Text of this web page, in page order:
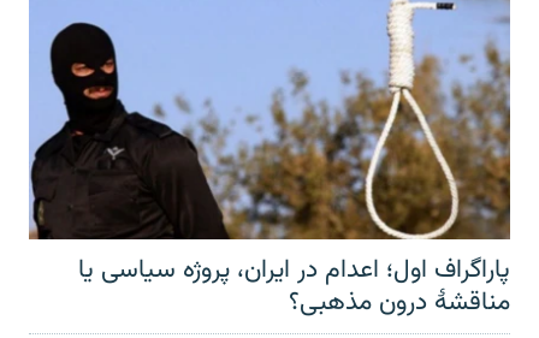
پاراگراف اول؛ اعدام در ایران، پروژه سیاسی یا
مناقشهٔ درون مذهبی؟